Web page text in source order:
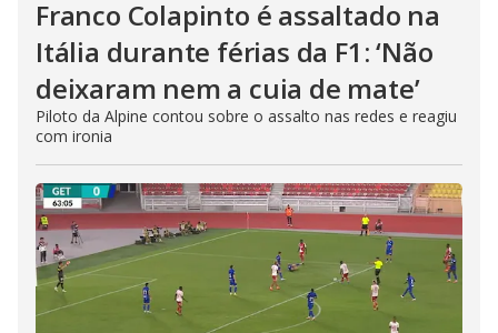
Franco Colapinto é assaltado na
Itália durante férias da F1: ‘Não
deixaram nem a cuia de mate’
Piloto da Alpine contou sobre o assalto nas redes e reagiu
com ironia